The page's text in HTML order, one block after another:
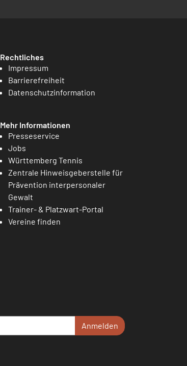
Rechtliches
Impressum
Barrierefreiheit
Datenschutzinformation
Mehr Informationen
Presseservice
Jobs
Württemberg Tennis
Zentrale Hinweisgeberstelle für
Prävention interpersonaler
Gewalt
Trainer- & Platzwart-Portal
Vereine finden
Anmelden